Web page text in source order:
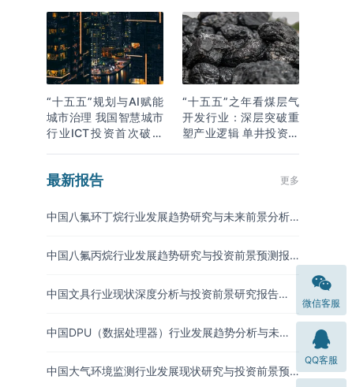
“十五五”规划与AI赋能
城市治理 我国智慧城市
行业ICT投资首次破万
“十五五”之年看煤层气
开发行业：深层突破重
塑产业逻辑 单井投资成
最新报告 更多
中国八氟环丁烷行业发展趋势研究与未来前景分析
中国八氟丙烷行业发展趋势研究与投资前景预测报
中国文具行业现状深度分析与投资前景研究报告
中国DPU（数据处理器）行业发展趋势分析与未来
中国大气环境监测行业发展现状研究与投资前景预
微信客服
QQ客服